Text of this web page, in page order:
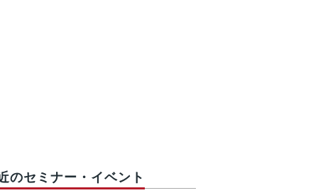
のセミナー・イベント